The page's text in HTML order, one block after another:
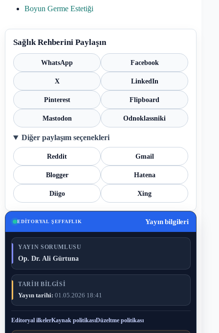
Boyun Germe Estetiği
Sağlık Rehberini Paylaşın
WhatsApp Facebook
X LinkedIn
Pinterest Flipboard
Mastodon Odnoklassniki
Diğer paylaşım seçenekleri
Reddit Gmail
Blogger Hatena
Diigo Xing
EDITORYAL ŞEFFAFLIK Yayın bilgileri
YAYIN SORUMLUSU
Op. Dr. Ali Gürtuna
TARIH BILGISI
Yayın tarihi: 01.05.2026 18:41
Editoryal ilkelerKaynak politikasıDüzeltme politikası